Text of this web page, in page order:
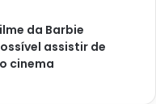
ovo
vegetais
da Barbie
assistir de
cinema